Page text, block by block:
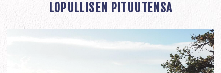
LOPULLISEN PITUUTENSA